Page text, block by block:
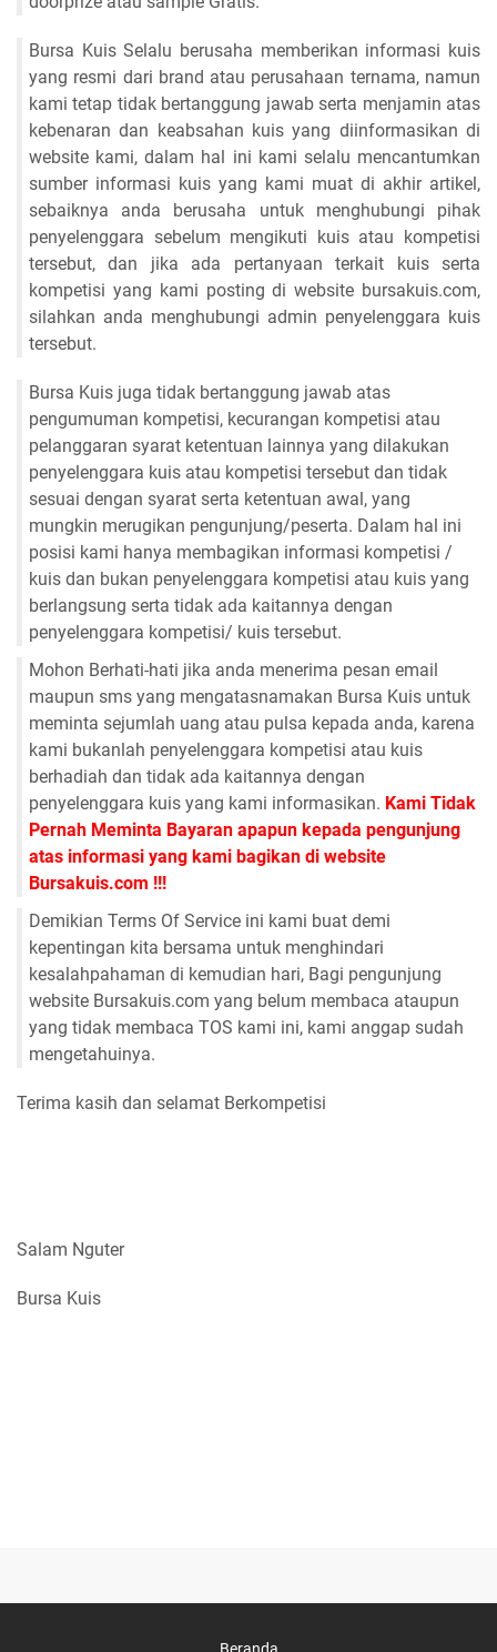
Bursa Kuis Selalu berusaha memberikan informasi kuis
yang resmi dari brand atau perusahaan ternama, namun
kami tetap tidak bertanggung jawab serta menjamin atas
kebenaran dan keabsahan kuis yang diinformasikan di
website kami, dalam hal ini kami selalu mencantumkan
sumber informasi kuis yang kami muat di akhir artikel,
sebaiknya anda berusaha untuk menghubungi pihak
penyelenggara sebelum mengikuti kuis atau kompetisi
tersebut, dan jika ada pertanyaan terkait kuis serta
kompetisi yang kami posting di website bursakuis.com,
silahkan anda menghubungi admin penyelenggara kuis
tersebut.
Bursa Kuis juga tidak bertanggung jawab atas
pengumuman kompetisi, kecurangan kompetisi atau
pelanggaran syarat ketentuan lainnya yang dilakukan
penyelenggara kuis atau kompetisi tersebut dan tidak
sesuai dengan syarat serta ketentuan awal, yang
mungkin merugikan pengunjung/peserta. Dalam hal ini
posisi kami hanya membagikan informasi kompetisi /
kuis dan bukan penyelenggara kompetisi atau kuis yang
berlangsung serta tidak ada kaitannya dengan
penyelenggara kompetisi/ kuis tersebut.
Mohon Berhati-hati jika anda menerima pesan email
maupun sms yang mengatasnamakan Bursa Kuis untuk
meminta sejumlah uang atau pulsa kepada anda, karena
kami bukanlah penyelenggara kompetisi atau kuis
berhadiah dan tidak ada kaitannya dengan
penyelenggara kuis yang kami informasikan. Kami Tidak
Pernah Meminta Bayaran apapun kepada pengunjung
atas informasi yang kami bagikan di website
Bursakuis.com !!!
Demikian Terms Of Service ini kami buat demi
kepentingan kita bersama untuk menghindari
kesalahpahaman di kemudian hari, Bagi pengunjung
website Bursakuis.com yang belum membaca ataupun
yang tidak membaca TOS kami ini, kami anggap sudah
mengetahuinya.
Terima kasih dan selamat Berkompetisi
Salam Nguter
Bursa Kuis